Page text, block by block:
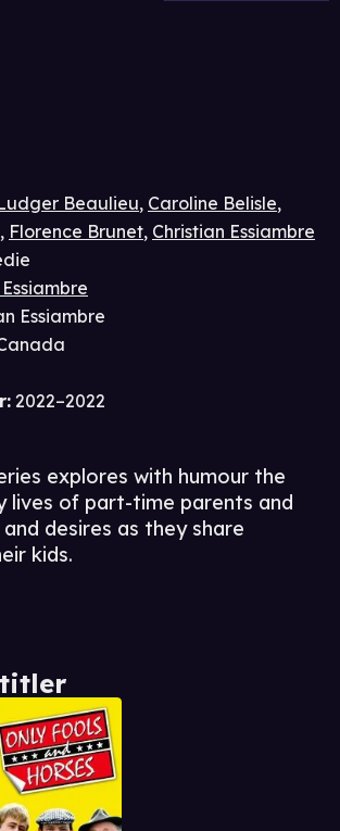
Beaulieu, Caroline Belisle,
, Florence Brunet, Christian Essiambre
Essiambre
: 2022–2022
explores with humour the
lives of part-time parents and
desires as they share
kids.